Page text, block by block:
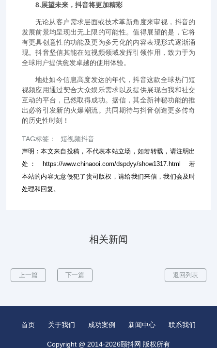
8.展望未来，抖音将更加精彩
无论从客户需求层面或技术革新角度来审视，抖音的
发展前景均呈现出无上限的可能性。值得展望的是，它将
有更具创意性的功能及更为多元化的内容表现形式逐渐涌
现。抖音坚信其能在短视频领域发挥引领作用，致力于为
全球用户提供愈发卓越的使用体验。
地处如今信息高度发达的年代，抖音这款全球热门短
视频应用通过契合大众娱乐需求以及提供展现自我和社交
互动的平台，已然取得成功。据信，其全新神秘功能的推
出必将引发新的火爆潮流。共同期待与抖音创造更多传奇
的历史性时刻！
TAG标签： 短视频抖音
声明：本文来自投稿，不代表本站立场，如若转载，请注明出
处：
https://www.chinaooi.com/dspdyy/show1317.html
若
本站的内容无意侵犯了贵司版权，请给我们来信，我们会及时
处理和回复。
相关新闻
上一篇 下一篇 返回列表
首页 关于我们 成功案例 新闻中心 联系我们
Copyright @ 2014-2026颐抖网 版权所有